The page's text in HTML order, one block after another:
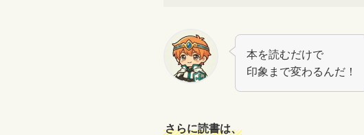
本を読むだけで
印象まで変わるんだ！
さらに読書は、